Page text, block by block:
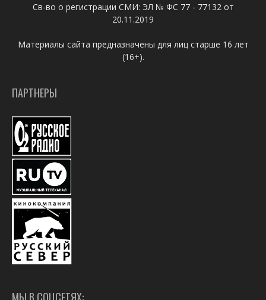
Св-во о регистрации СМИ: ЭЛ № ФС 77 - 77132 от
20.11.2019
Материалы сайта предназначены для лиц старше 16 лет
(16+).
ПАРТНЕРЫ
МЫ В СОЦСЕТЯХ: